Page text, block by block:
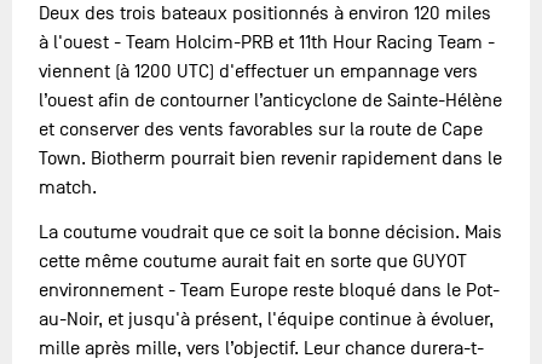
Deux des trois bateaux positionnés à environ 120 miles
à l'ouest - Team Holcim-PRB et 11th Hour Racing Team -
viennent (à 1200 UTC) d'effectuer un empannage vers
l’ouest afin de contourner l’anticyclone de Sainte-Hélène
et conserver des vents favorables sur la route de Cape
Town. Biotherm pourrait bien revenir rapidement dans le
match.
La coutume voudrait que ce soit la bonne décision. Mais
cette même coutume aurait fait en sorte que GUYOT
environnement - Team Europe reste bloqué dans le Pot-
au-Noir, et jusqu'à présent, l'équipe continue à évoluer,
mille après mille, vers l’objectif. Leur chance durera-t-